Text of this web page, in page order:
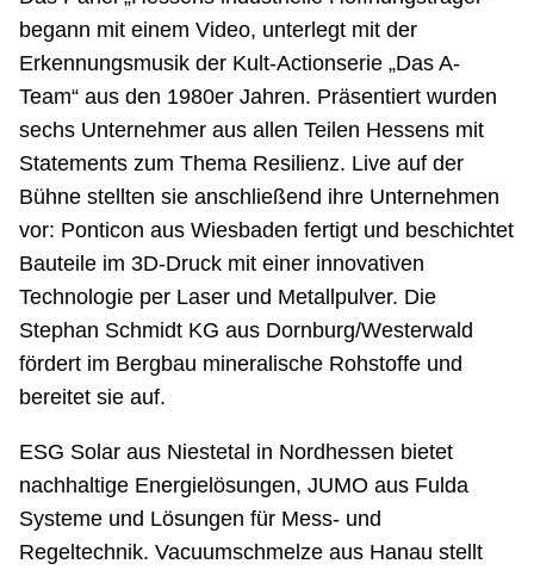
begann mit einem Video, unterlegt mit der
Erkennungsmusik der Kult-Actionserie „Das A-
Team“ aus den 1980er Jahren. Präsentiert wurden
sechs Unternehmer aus allen Teilen Hessens mit
Statements zum Thema Resilienz. Live auf der
Bühne stellten sie anschließend ihre Unternehmen
vor: Ponticon aus Wiesbaden fertigt und beschichtet
Bauteile im 3D-Druck mit einer innovativen
Technologie per Laser und Metallpulver. Die
Stephan Schmidt KG aus Dornburg/Westerwald
fördert im Bergbau mineralische Rohstoffe und
bereitet sie auf.
ESG Solar aus Niestetal in Nordhessen bietet
nachhaltige Energielösungen, JUMO aus Fulda
Systeme und Lösungen für Mess- und
Regeltechnik. Vacuumschmelze aus Hanau stellt